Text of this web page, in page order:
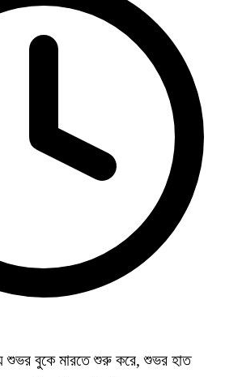
বুকে মারতে শুরু করে, শুভর হাত